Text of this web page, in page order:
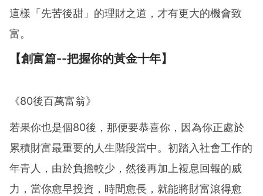
這樣「先苦後甜」的理財之道，才有更大的機會致
富。
【創富篇--把握你的黃金十年】
《80後百萬富翁》
若果你也是個80後，那便要恭喜你，因為你正處於
累積財富最重要的人生階段當中。初踏入社會工作的
年青人，由於負擔較少，然後再加上複息回報的威
力，當你愈早投資，時間愈長，就能將財富滾得愈